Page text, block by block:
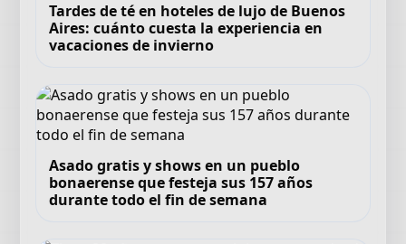
Tardes de té en hoteles de lujo de Buenos
Aires: cuánto cuesta la experiencia en
vacaciones de invierno
Asado gratis y shows en un pueblo
bonaerense que festeja sus 157 años
durante todo el fin de semana